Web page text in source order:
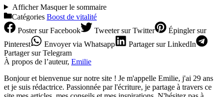
AfficherMasquerle sommaire
Catégories Boost de vitalité
Postersur Facebook Tweetersur Twitter Épinglersur
Pinterest
Envoyervia Whatsapp Partagersur LinkedIn
Partagersur Telegram
À propos de l’auteur, Emilie
Bonjour et bienvenue sur notre site ! Je m'appelle Emilie, j'ai 29 ans
et je suis rédactrice. Passionnée par l'écriture, je partage à travers ce